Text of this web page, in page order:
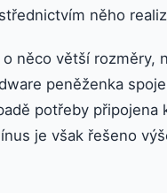
něho
něco větší rozměry,
peněženka
potřeby
je však řešeno